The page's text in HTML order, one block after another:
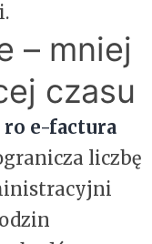
– mniej
czasu
ro e-factura
liczbę